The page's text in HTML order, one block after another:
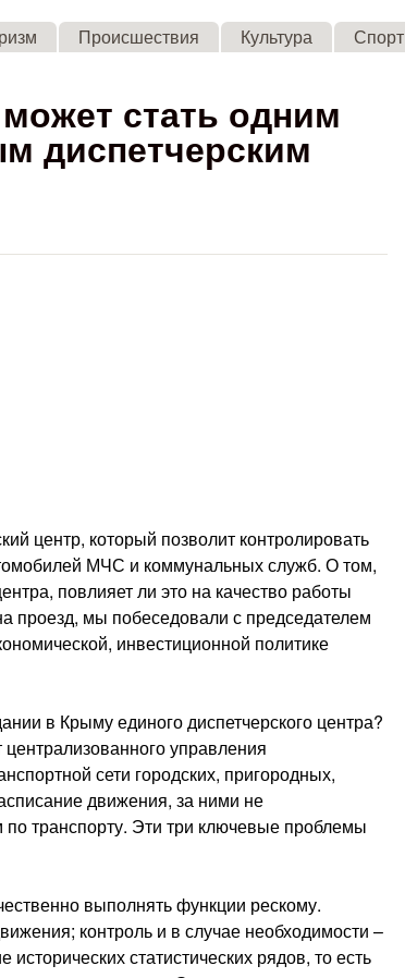
to main content
Происшествия Культура Спорт
стать одним
диспетчерским
центр, который позволит контролировать
МЧС и коммунальных служб. О том,
повлияет ли это на качество работы
проезд, мы побеседовали с председателем
инвестиционной политике
в Крыму единого диспетчерского центра?
управления
сети городских, пригородных,
движения, за ними не
транспорту. Эти три ключевые проблемы
выполнять функции рескому.
контроль и в случае необходимости –
статистических рядов, то есть